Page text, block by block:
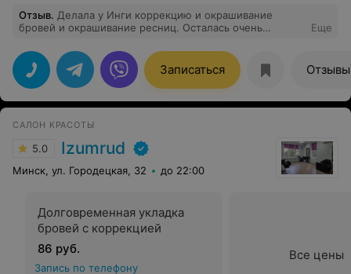
Отзыв. Делала у Инги коррекцию и окрашивание
бровей и окрашивание ресниц. Осталась очень
Время пролетело незаметно за приятной беседой.
Благодарю Ингу за шикарный результат , однозначно
вернусь ещё.
Еще
Записаться Отзывы
САЛОН КРАСОТЫ
5.0 Izumrud
Минск, ул. Городецкая, 32 до 22:00
Долговременная укладка
бровей с коррекцией
86 руб.
Запись по телефону
Все цены